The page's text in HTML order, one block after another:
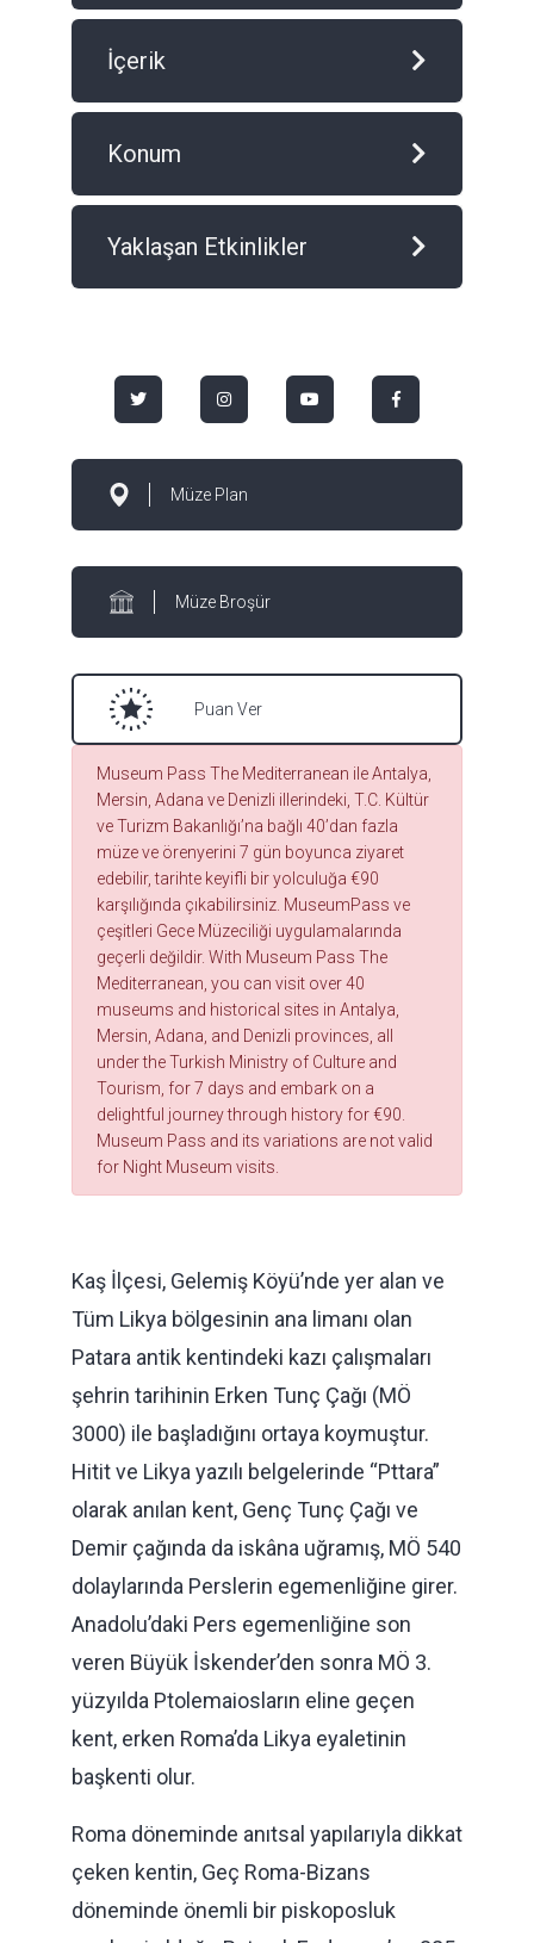
Museum Pass The Mediterranean ile Antalya,
Mersin, Adana ve Denizli illerindeki, T.C. Kültür
ve Turizm Bakanlığı’na bağlı 40’dan fazla
müze ve örenyerini 7 gün boyunca ziyaret
edebilir, tarihte keyifli bir yolculuğa €90
karşılığında çıkabilirsiniz. MuseumPass ve
çeşitleri Gece Müzeciliği uygulamalarında
geçerli değildir. With Museum Pass The
Mediterranean, you can visit over 40
museums and historical sites in Antalya,
Mersin, Adana, and Denizli provinces, all
under the Turkish Ministry of Culture and
Tourism, for 7 days and embark on a
delightful journey through history for €90.
Museum Pass and its variations are not valid
for Night Museum visits.
Kaş İlçesi, Gelemiş Köyü’nde yer alan ve
Tüm Likya bölgesinin ana limanı olan
Patara antik kentindeki kazı çalışmaları
şehrin tarihinin Erken Tunç Çağı (MÖ
3000) ile başladığını ortaya koymuştur.
Hitit ve Likya yazılı belgelerinde “Pttara”
olarak anılan kent, Genç Tunç Çağı ve
Demir çağında da iskâna uğramış, MÖ 540
dolaylarında Perslerin egemenliğine girer.
Anadolu’daki Pers egemenliğine son
veren Büyük İskender’den sonra MÖ 3.
yüzyılda Ptolemaiosların eline geçen
kent, erken Roma’da Likya eyaletinin
başkenti olur.
Roma döneminde anıtsal yapılarıyla dikkat
çeken kentin, Geç Roma-Bizans
döneminde önemli bir piskoposluk
İçerik
Konum
Yaklaşan Etkinlikler
Müze Plan
Müze Broşür
Puan Ver